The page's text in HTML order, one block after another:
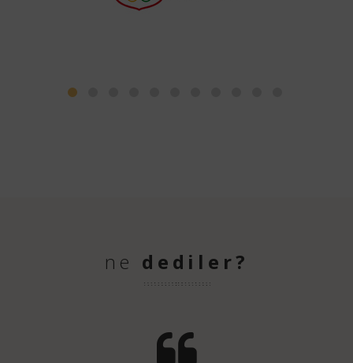
ne dediler?